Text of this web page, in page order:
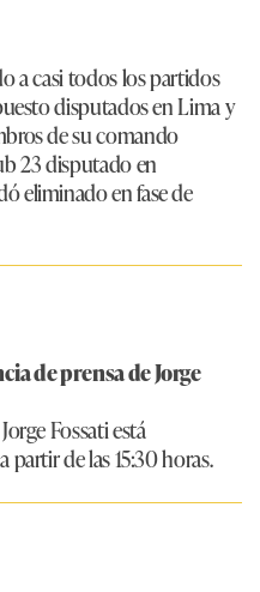
a casi todos los partidos
disputados en Lima y
de su comando
23 disputado en
eliminado en fase de
de prensa de Jorge
Fossati está
partir de las 15:30 horas.